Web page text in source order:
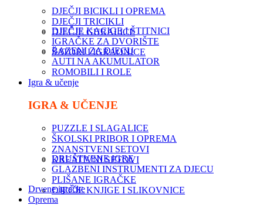
DJEČJI BICIKLI I OPREMA
DJEČJI TRICIKLI
DJEČJE GURALICE
DJEČJE KACIGE I ŠTITNICI
IGRAČKE ZA DVORIŠTE
ŠATORI I IGRAONICE
BAZENI ZA DJECU
AUTI NA AKUMULATOR
ROMOBILI I ROLE
Igra & učenje
IGRA & UČENJE
PUZZLE I SLAGALICE
ŠKOLSKI PRIBOR I OPREMA
ZNANSTVENI SETOVI
KREATIVNI SETOVI
DRUŠTVENE IGRE
GLAZBENI INSTRUMENTI ZA DJECU
PLIŠANE IGRAČKE
DJEČJE KNJIGE I SLIKOVNICE
Drvene igračke
Oprema